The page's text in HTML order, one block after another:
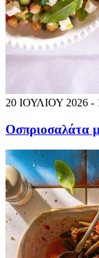
20 ΙΟΥΛΙΟΥ 2026 -
Οσπριοσαλάτα